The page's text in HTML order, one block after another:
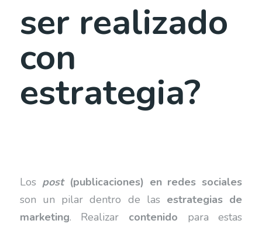
ser realizado
con
estrategia?
Los post (publicaciones) en redes sociales
son un pilar dentro de las estrategias de
marketing. Realizar contenido para estas